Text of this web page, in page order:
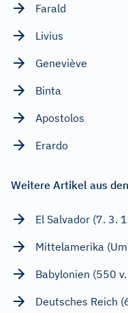
Farald
Livius
Geneviève
Binta
Apostolos
Erardo
Weitere Artikel aus
El Salvador (7. 3.
Mittelamerika
Babylonien (550 v.
Deutsches Reich